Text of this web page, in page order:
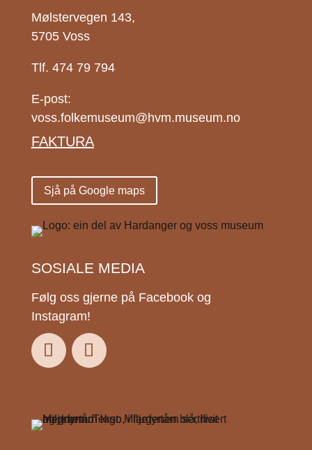
Mølstervegen 143,
5705 Voss
Tlf. 474 79 794
E-post:
voss.folkemuseum@hvm.museum.no
FAKTURA
Sjå på Google maps
SOSIALE MEDIA
Følg oss gjerne på Facebook og
Instagram!